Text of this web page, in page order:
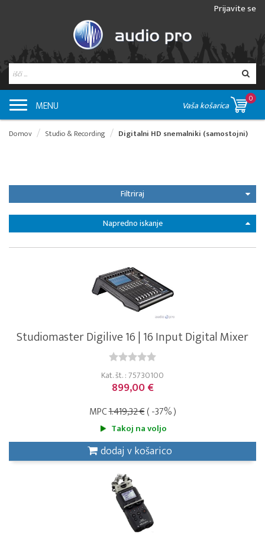
Prijavite se
MENU Vaša košarica
0
Domov Studio & Recording Digitalni HD snemalniki (samostojni)
Filtriraj
Napredno iskanje
Studiomaster Digilive 16 | 16 Input Digital Mixer
Kat. št. : 75730100
899,00 €
MPC1.419,32 €( -37% )
Takoj na voljo
dodaj v košarico